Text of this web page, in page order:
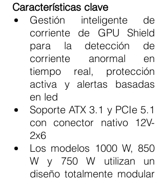
Características clave
Gestión inteligente de
corriente de GPU Shield
para la detección de
corriente anormal en
tiempo real, protección
activa y alertas basadas
en led
Soporte ATX 3.1 y PCIe 5.1
con conector nativo 12V-
2x6
Los modelos 1000 W, 850
W y 750 W utilizan un
diseño totalmente modular